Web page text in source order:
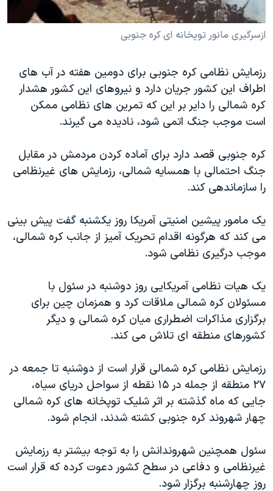
فرهنگ و زندگی
حقوق شهروندی
علم و فناوری
اسرائیل در جنگ
گالری عکس
مستندها
انتخابات ریاست جمهوری آمریکا ۲۰۲۴
رمز مهسا
ورزش زنان در ایران
اعتراضات زن، زندگی، آزادی
تریبونال مردمی آبان ۹۸
دادگاه حمید نوری
قانون شفافیت دارائی کادر رهبری ایران
اعتراضات مردمی آبان ۹۸
نرگس محمدی برنده جایزه نوبل صلح
همایش محافظه‌کاران آمریکا «سی‌پک»
صفحه‌های ویژه
سفر پرزیدنت ترامپ به چین
دنبال کنید
زبانهای مختلف
ازسرگیری مانور توپخانه ای کره جنوبی
رزمایش نظامی کره جنوبی برای دومین هفته در آب های
اطراف این کشور جریان دارد و نیروهای این کشور هشدار
کره شمالی را دایر بر این که تمرین های نظامی ممکن
است موجب جنگ اتمی شود، نادیده می گیرند.
کره جنوبی قصد دارد برای آماده کردن مردمش در مقابل
جنگ احتمالی با همسایه شمالی، رزمایش های غیرنظامی
را سازماندهی کند.
یک مامور پیشین امنیتی آمریکا روز یکشنبه گفت پیش بینی
می کند که هرگونه اقدام تحریک آمیز از جانب کره شمالی،
موجب درگیری نظامی شود.
یک هیات نظامی آمریکایی روز دوشنبه در سئول با
مسئولان کره شمالی ملاقات کرد و همزمان چین برای
برگزاری مذاکرات اضطراری میان کره شمالی و دیگر
کشورهای منطقه ای تلاش می کند.
رزمایش نظامی کره شمالی قرار است از دوشنبه تا جمعه در
۲۷ منطقه از جمله در ۱۵ نقطه از سواحل دریای سیاه،
جایی که ماه گذشته بر اثر شلیک توپخانه های کره شمالی
چهار شهروند کره جنوبی کشته شدند، انجام شود.
سئول همچنین شهروندانش را به توجه بیشتر به رزمایش
غیرنظامی و دفاعی در سطح کشور دعوت کرده که قرار است
روز چهارشنبه برگزار شود.